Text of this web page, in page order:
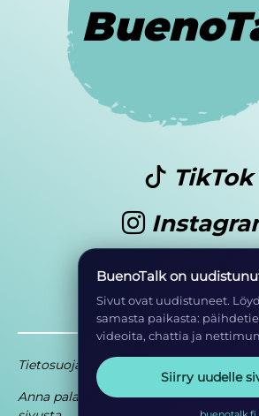
TikTok
Tietosuoja
Anna palautetta
Osa EHYT ry:n
BuenoTalk on
Sivut ovat uudistuneet.
samasta paikasta:
videoita, chattia ja
Siirry uudelle